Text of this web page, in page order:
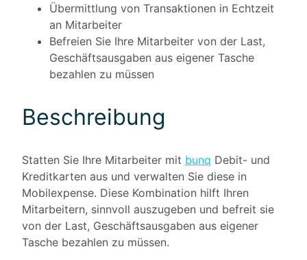
Übermittlung von Transaktionen in Echtzeit
an Mitarbeiter
Befreien Sie Ihre Mitarbeiter von der Last,
Geschäftsausgaben aus eigener Tasche
bezahlen zu müssen
Beschreibung
Statten Sie Ihre Mitarbeiter mit bunq Debit- und
Kreditkarten aus und verwalten Sie diese in
Mobilexpense. Diese Kombination hilft Ihren
Mitarbeitern, sinnvoll auszugeben und befreit sie
von der Last, Geschäftsausgaben aus eigener
Tasche bezahlen zu müssen.